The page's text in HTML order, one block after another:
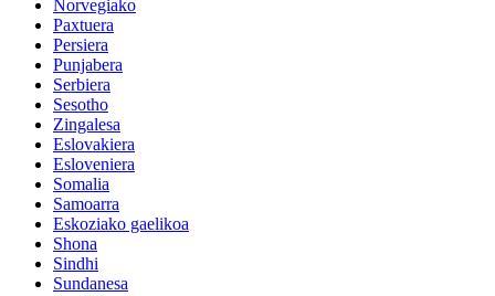
Norvegiako
Paxtuera
Persiera
Punjabera
Serbiera
Sesotho
Zingalesa
Eslovakiera
Esloveniera
Somalia
Samoarra
Eskoziako gaelikoa
Shona
Sindhi
Sundanesa